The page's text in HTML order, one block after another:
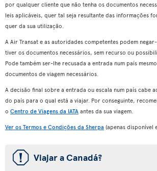
por qualquer cliente que não tenha os documentos
leis aplicáveis, quer tal seja resultante das informações
quer da sua utilização.
A Air Transat e as autoridades competentes podem
tiver os documentos necessários, sem recurso ou
Pode também ser-lhe recusada a entrada num país
documentos de viagem necessários.
A decisão final sobre a entrada ou escala num país cabe
do país para o qual está a viajar. Por conseguinte,
o Centro de Viagens da IATA antes da sua viagem.
Ver os Termos e Condições da Sherpa (apenas disponível
ü Viajar a Canadá?